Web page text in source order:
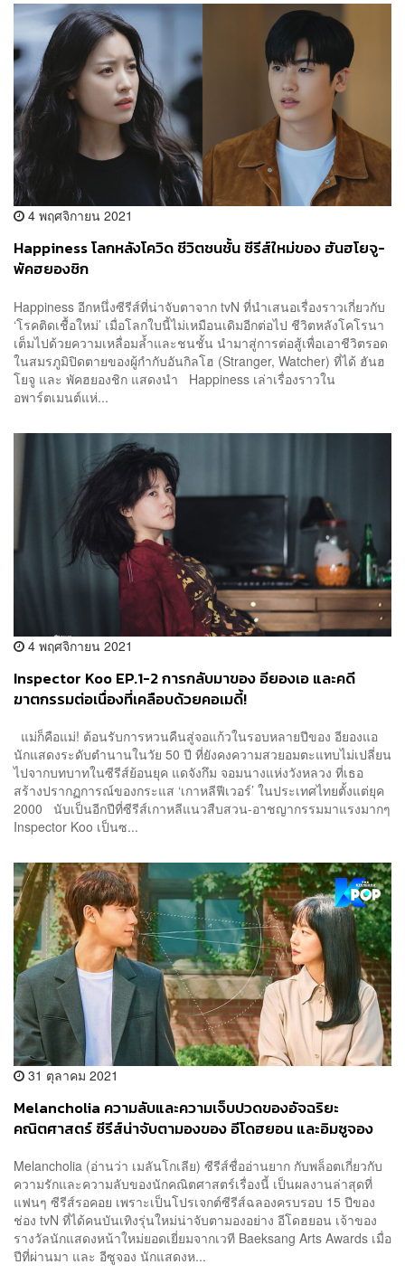
4 พฤศจิกายน 2021
Happiness โลกหลังโควิด ชีวิตชนชั้น ซีรีส์ใหม่ของ ฮันฮโยจู-
พัคฮยองชิก
Happiness อีกหนึ่งซีรีส์ที่น่าจับตาจาก tvN ที่นำเสนอเรื่องราวเกี่ยวกับ
‘โรคติดเชื้อใหม่’ เมื่อโลกใบนี้ไม่เหมือนเดิมอีกต่อไป ชีวิตหลังโคโรนา
เต็มไปด้วยความเหลื่อมล้ำและชนชั้น นำมาสู่การต่อสู้เพื่อเอาชีวิตรอด
ในสมรภูมิปิดตายของผู้กำกับอันกิลโฮ (Stranger, Watcher) ที่ได้ ฮันฮ
โยจู และ พัคฮยองชิก แสดงนำ Happiness เล่าเรื่องราวใน
อพาร์ตเมนต์แห่...
4 พฤศจิกายน 2021
Inspector Koo EP.1-2 การกลับมาของ อียองเอ และคดี
ฆาตกรรมต่อเนื่องที่เคลือบด้วยคอเมดี้!
แม่ก็คือแม่! ต้อนรับการหวนคืนสู่จอแก้วในรอบหลายปีของ อียองแอ
นักแสดงระดับตำนานในวัย 50 ปี ที่ยังคงความสวยอมตะแทบไม่เปลี่ยน
ไปจากบทบาทในซีรีส์ย้อนยุค แดจังกึม จอมนางแห่งวังหลวง ที่เธอ
สร้างปรากฏการณ์ของกระแส ‘เกาหลีฟีเวอร์’ ในประเทศไทยตั้งแต่ยุค
2000 นับเป็นอีกปีที่ซีรีส์เกาหลีแนวสืบสวน-อาชญากรรมมาแรงมากๆ
Inspector Koo เป็นซ...
31 ตุลาคม 2021
Melancholia ความลับและความเจ็บปวดของอัจฉริยะ
คณิตศาสตร์ ซีรีส์น่าจับตามองของ อีโดฮยอน และอิมซูจอง
Melancholia (อ่านว่า เมลันโกเลีย) ซีรีส์ชื่ออ่านยาก กับพล็อตเกี่ยวกับ
ความรักและความลับของนักคณิตศาสตร์เรื่องนี้ เป็นผลงานล่าสุดที่
แฟนๆ ซีรีส์รอคอย เพราะเป็นโปรเจกต์ซีรีส์ฉลองครบรอบ 15 ปีของ
ช่อง tvN ที่ได้คนบันเทิงรุ่นใหม่น่าจับตามองอย่าง อีโดฮยอน เจ้าของ
รางวัลนักแสดงหน้าใหม่ยอดเยี่ยมจากเวที Baeksang Arts Awards เมื่อ
ปีที่ผ่านมา และ อีซูจอง นักแสดงห...